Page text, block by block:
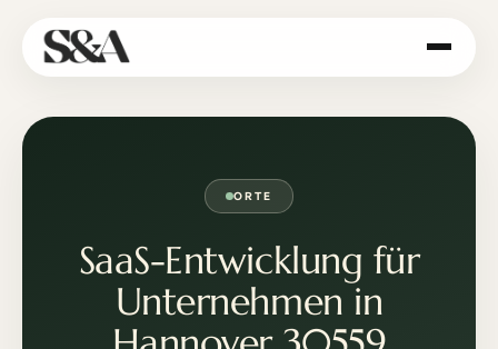
ORTE
SaaS-Entwicklung für
Unternehmen in